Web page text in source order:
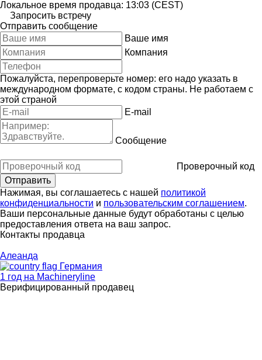
Локальное время продавца: 13:03 (CEST)
Запросить встречу
Отправить сообщение
Ваше имя
Компания
Пожалуйста, перепроверьте номер: его надо указать в
международном формате, с кодом страны. Не работаем с
этой страной
E-mail
Сообщение
Проверочный код
Нажимая, вы соглашаетесь с нашей политикой
конфиденциальности и пользовательским соглашением.
Ваши персональные данные будут обработаны с целью
предоставления ответа на ваш запрос.
Контакты продавца
Алеанда
Германия
1 год на Machineryline
Верифицированный продавец